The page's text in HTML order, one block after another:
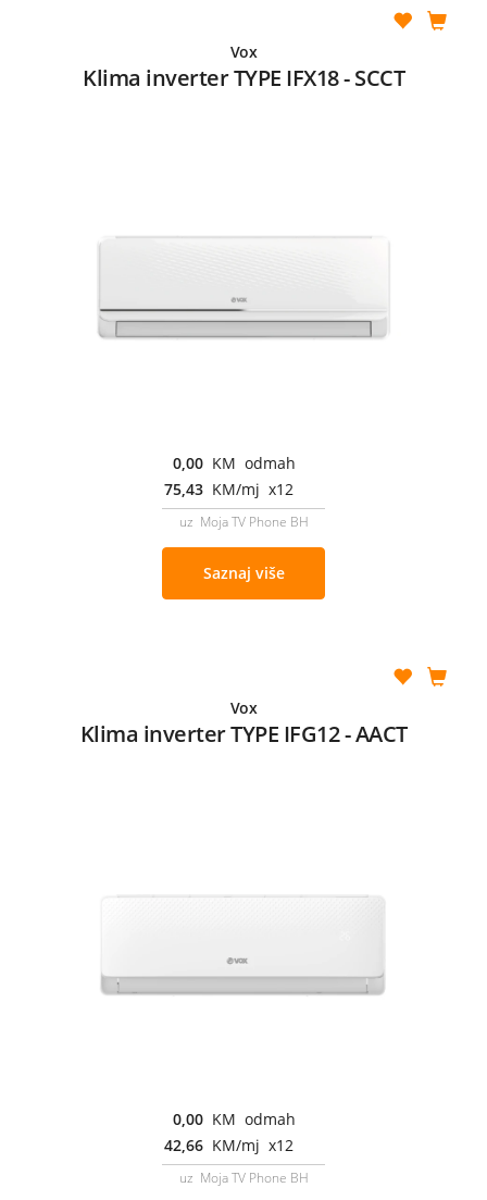
Vox
Klima inverter TYPE IFX18 - SCCT
0,00 KM odmah
75,43 KM/mj x12
uz Moja TV Phone BH
Saznaj više
Vox
Klima inverter TYPE IFG12 - AACT
0,00 KM odmah
42,66 KM/mj x12
uz Moja TV Phone BH